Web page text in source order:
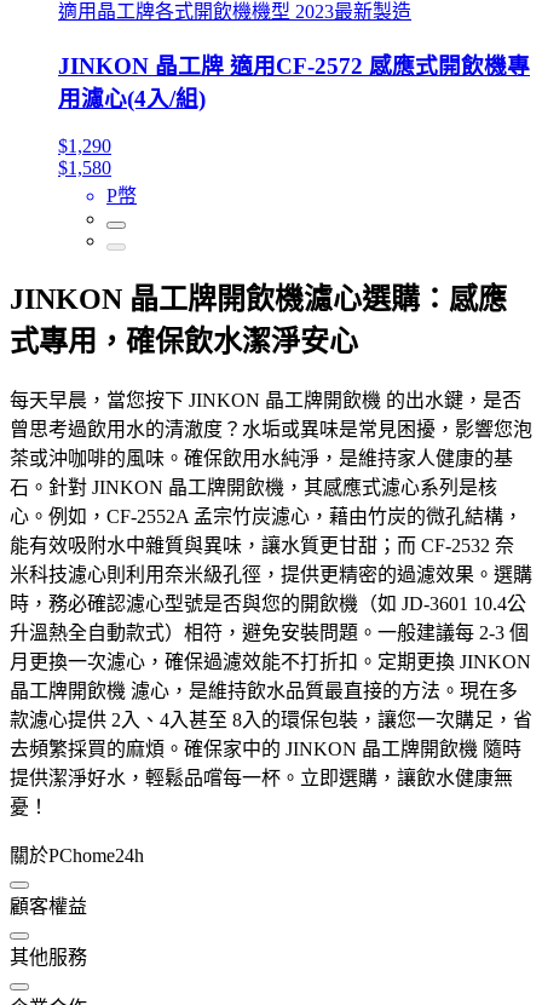
適用晶工牌各式開飲機機型 2023最新製造
JINKON 晶工牌 適用CF-2572 感應式開飲機專
用濾心(4入/組)
$1,290
$1,580
P幣
JINKON 晶工牌開飲機濾心選購：感應
式專用，確保飲水潔淨安心
每天早晨，當您按下 JINKON 晶工牌開飲機 的出水鍵，是否
曾思考過飲用水的清澈度？水垢或異味是常見困擾，影響您泡
茶或沖咖啡的風味。確保飲用水純淨，是維持家人健康的基
石。針對 JINKON 晶工牌開飲機，其感應式濾心系列是核
心。例如，CF-2552A 孟宗竹炭濾心，藉由竹炭的微孔結構，
能有效吸附水中雜質與異味，讓水質更甘甜；而 CF-2532 奈
米科技濾心則利用奈米級孔徑，提供更精密的過濾效果。選購
時，務必確認濾心型號是否與您的開飲機（如 JD-3601 10.4公
升溫熱全自動款式）相符，避免安裝問題。一般建議每 2-3 個
月更換一次濾心，確保過濾效能不打折扣。定期更換 JINKON
晶工牌開飲機 濾心，是維持飲水品質最直接的方法。現在多
款濾心提供 2入、4入甚至 8入的環保包裝，讓您一次購足，省
去頻繁採買的麻煩。確保家中的 JINKON 晶工牌開飲機 隨時
提供潔淨好水，輕鬆品嚐每一杯。立即選購，讓飲水健康無
憂！
關於PChome24h
顧客權益
其他服務